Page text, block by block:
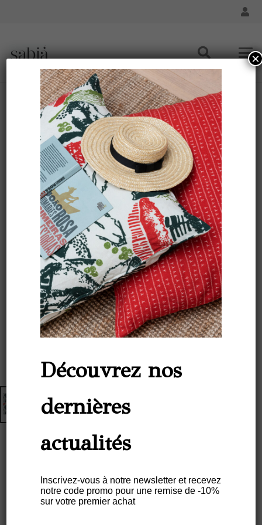
Set de table lin (par 2) encadré 35×50 – Motif RECANTO
Accueil /Maison - Set de Table/ Set de table lin (par 2)
encadré 35×50 – Motif RECANTO
Set De Table Lin (par 2) Encadré
35×50 – Motif RECANTO
Découvrez nos
dernières
actualités
Inscrivez-vous à notre newsletter et recevez
notre code promo pour une remise de -10%
sur votre premier achat
×